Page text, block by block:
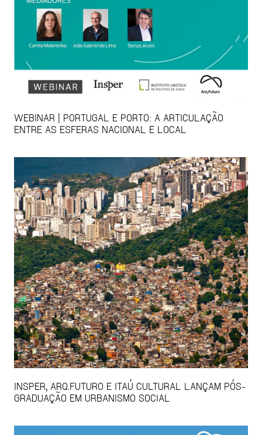
WEBINAR | PORTUGAL E PORTO: A ARTICULAÇÃO
ENTRE AS ESFERAS NACIONAL E LOCAL
INSPER, ARQ.FUTURO E ITAÚ CULTURAL LANÇAM PÓS-
GRADUAÇÃO EM URBANISMO SOCIAL